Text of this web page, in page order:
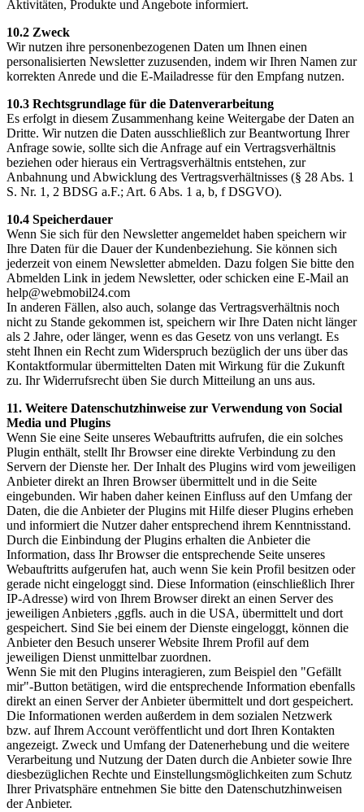
Aktivitäten, Produkte und Angebote informiert.
10.2 Zweck
Wir nutzen ihre personenbezogenen Daten um Ihnen einen
personalisierten Newsletter zuzusenden, indem wir Ihren Namen zur
korrekten Anrede und die E-Mailadresse für den Empfang nutzen.
10.3 Rechtsgrundlage für die Datenverarbeitung
Es erfolgt in diesem Zusammenhang keine Weitergabe der Daten an
Dritte. Wir nutzen die Daten ausschließlich zur Beantwortung Ihrer
Anfrage sowie, sollte sich die Anfrage auf ein Vertragsverhältnis
beziehen oder hieraus ein Vertragsverhältnis entstehen, zur
Anbahnung und Abwicklung des Vertragsverhältnisses (§ 28 Abs. 1
S. Nr. 1, 2 BDSG a.F.; Art. 6 Abs. 1 a, b, f DSGVO).
10.4 Speicherdauer
Wenn Sie sich für den Newsletter angemeldet haben speichern wir
Ihre Daten für die Dauer der Kundenbeziehung. Sie können sich
jederzeit von einem Newsletter abmelden. Dazu folgen Sie bitte den
Abmelden Link in jedem Newsletter, oder schicken eine E-Mail an
help@webmobil24.com
In anderen Fällen, also auch, solange das Vertragsverhältnis noch
nicht zu Stande gekommen ist, speichern wir Ihre Daten nicht länger
als 2 Jahre, oder länger, wenn es das Gesetz von uns verlangt. Es
steht Ihnen ein Recht zum Widerspruch bezüglich der uns über das
Kontaktformular übermittelten Daten mit Wirkung für die Zukunft
zu. Ihr Widerrufsrecht üben Sie durch Mitteilung an uns aus.
11. Weitere Datenschutzhinweise zur Verwendung von Social
Media und Plugins
Wenn Sie eine Seite unseres Webauftritts aufrufen, die ein solches
Plugin enthält, stellt Ihr Browser eine direkte Verbindung zu den
Servern der Dienste her. Der Inhalt des Plugins wird vom jeweiligen
Anbieter direkt an Ihren Browser übermittelt und in die Seite
eingebunden. Wir haben daher keinen Einfluss auf den Umfang der
Daten, die die Anbieter der Plugins mit Hilfe dieser Plugins erheben
und informiert die Nutzer daher entsprechend ihrem Kenntnisstand.
Durch die Einbindung der Plugins erhalten die Anbieter die
Information, dass Ihr Browser die entsprechende Seite unseres
Webauftritts aufgerufen hat, auch wenn Sie kein Profil besitzen oder
gerade nicht eingeloggt sind. Diese Information (einschließlich Ihrer
IP-Adresse) wird von Ihrem Browser direkt an einen Server des
jeweiligen Anbieters ,ggfls. auch in die USA, übermittelt und dort
gespeichert. Sind Sie bei einem der Dienste eingeloggt, können die
Anbieter den Besuch unserer Website Ihrem Profil auf dem
jeweiligen Dienst unmittelbar zuordnen.
Wenn Sie mit den Plugins interagieren, zum Beispiel den "Gefällt
mir"-Button betätigen, wird die entsprechende Information ebenfalls
direkt an einen Server der Anbieter übermittelt und dort gespeichert.
Die Informationen werden außerdem in dem sozialen Netzwerk
bzw. auf Ihrem Account veröffentlicht und dort Ihren Kontakten
angezeigt. Zweck und Umfang der Datenerhebung und die weitere
Verarbeitung und Nutzung der Daten durch die Anbieter sowie Ihre
diesbezüglichen Rechte und Einstellungsmöglichkeiten zum Schutz
Ihrer Privatsphäre entnehmen Sie bitte den Datenschutzhinweisen
der Anbieter.